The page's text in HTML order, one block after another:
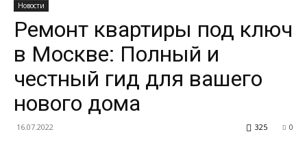
Новости
Ремонт квартиры под ключ
в Москве: Полный и
честный гид для вашего
нового дома
16.07.2022 0
325